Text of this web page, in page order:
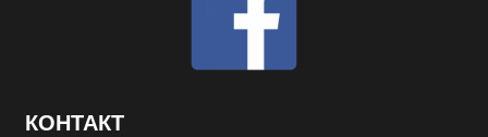
КОНТАКТ